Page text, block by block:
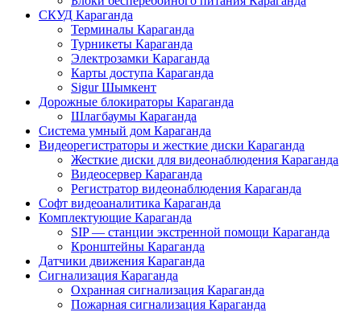
СКУД Караганда
Терминалы Караганда
Турникеты Караганда
Электрозамки Караганда
Карты доступа Караганда
Sigur Шымкент
Дорожные блокираторы Караганда
Шлагбаумы Караганда
Система умный дом Караганда
Видеорегистраторы и жесткие диски Караганда
Жесткие диски для видеонаблюдения Караганда
Видеосервер Караганда
Регистратор видеонаблюдения Караганда
Софт видеоаналитика Караганда
Комплектующие Караганда
SIP — станции экстренной помощи Караганда
Кронштейны Караганда
Датчики движения Караганда
Сигнализация Караганда
Охранная сигнализация Караганда
Пожарная сигнализация Караганда